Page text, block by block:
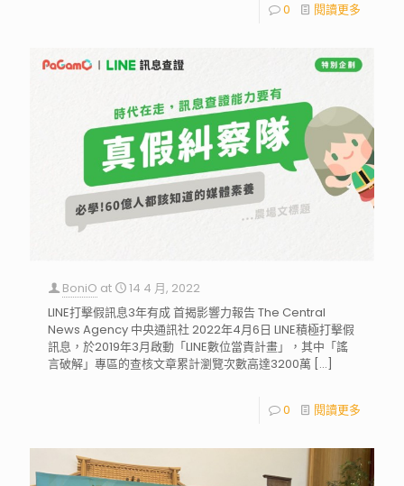
0 閱讀更多
BoniO at
14 4 月, 2022
LINE打擊假訊息3年有成 首揭影響力報告 The Central
News Agency 中央通訊社 2022年4月6日 LINE積極打擊假
訊息，於2019年3月啟動「LINE數位當責計畫」，其中「謠
言破解」專區的查核文章累計瀏覽次數高達3200萬 […]
0 閱讀更多